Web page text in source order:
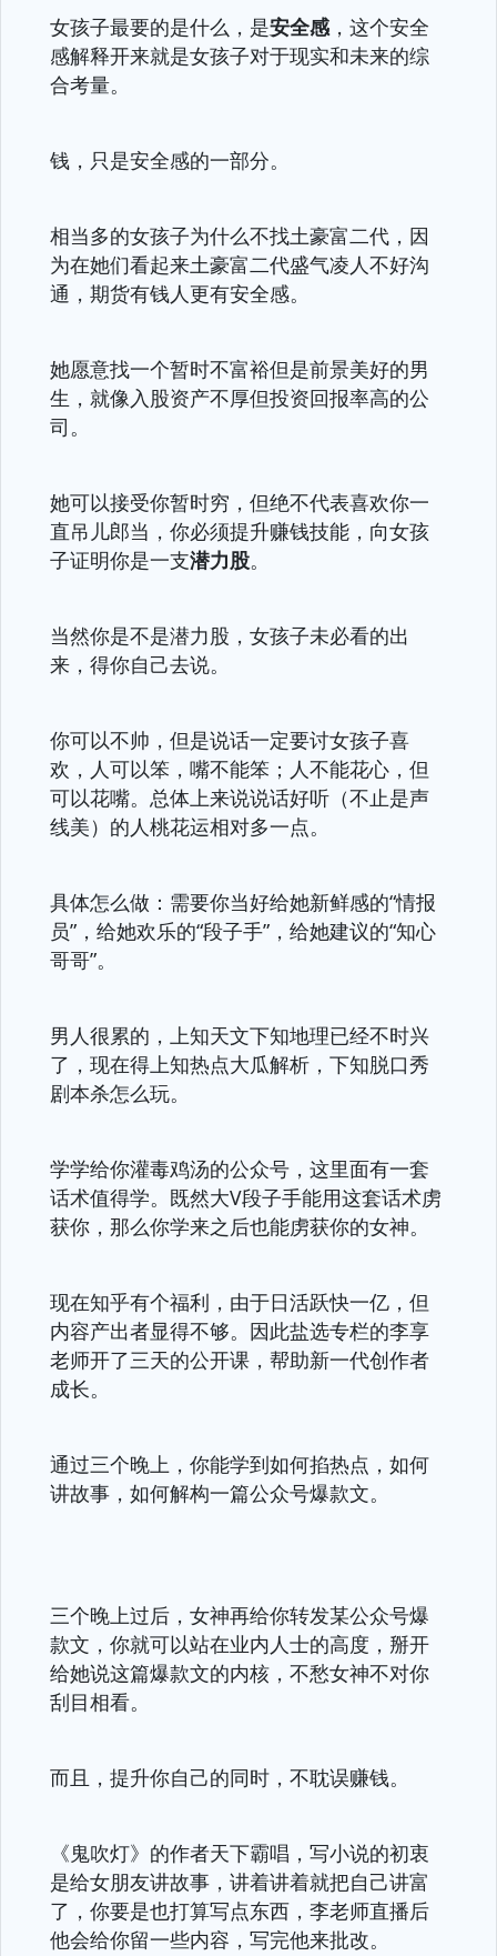
女孩子最要的是什么，是安全感，这个安全
感解释开来就是女孩子对于现实和未来的综
合考量。
钱，只是安全感的一部分。
相当多的女孩子为什么不找土豪富二代，因
为在她们看起来土豪富二代盛气凌人不好沟
通，期货有钱人更有安全感。
她愿意找一个暂时不富裕但是前景美好的男
生，就像入股资产不厚但投资回报率高的公
司。
她可以接受你暂时穷，但绝不代表喜欢你一
直吊儿郎当，你必须提升赚钱技能，向女孩
子证明你是一支潜力股。
当然你是不是潜力股，女孩子未必看的出
来，得你自己去说。
你可以不帅，但是说话一定要讨女孩子喜
欢，人可以笨，嘴不能笨；人不能花心，但
可以花嘴。总体上来说说话好听（不止是声
线美）的人桃花运相对多一点。
具体怎么做：需要你当好给她新鲜感的“情报
员”，给她欢乐的“段子手”，给她建议的“知心
哥哥”。
男人很累的，上知天文下知地理已经不时兴
了，现在得上知热点大瓜解析，下知脱口秀
剧本杀怎么玩。
学学给你灌毒鸡汤的公众号，这里面有一套
话术值得学。既然大V段子手能用这套话术虏
获你，那么你学来之后也能虏获你的女神。
现在知乎有个福利，由于日活跃快一亿，但
内容产出者显得不够。因此盐选专栏的李享
老师开了三天的公开课，帮助新一代创作者
成长。
通过三个晚上，你能学到如何掐热点，如何
讲故事，如何解构一篇公众号爆款文。
三个晚上过后，女神再给你转发某公众号爆
款文，你就可以站在业内人士的高度，掰开
给她说这篇爆款文的内核，不愁女神不对你
刮目相看。
而且，提升你自己的同时，不耽误赚钱。
《鬼吹灯》的作者天下霸唱，写小说的初衷
是给女朋友讲故事，讲着讲着就把自己讲富
了，你要是也打算写点东西，李老师直播后
他会给你留一些内容，写完他来批改。